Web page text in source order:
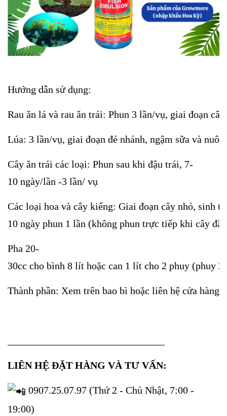
Hướng dẫn sử dụng:
Rau ăn lá và rau ăn trái: Phun 3 lần/vụ, giai đoạn
Lúa: 3 lần/vụ, giai đoạn đẻ nhánh, ngậm sữa và nuôi
Cây ăn trái các loại: Phun sau khi đậu trái, 7-
10 ngày/lần -3 lần/ vụ
Các loại hoa và cây kiểng: Giai đoạn cây nhỏ, sinh
10 ngày phun 1 lần (không phun trực tiếp khi cây đã
Pha 20-
30cc cho bình 8 lít hoặc can 1 lít cho 2 phuy (phuy
Thành phần: Xem trên bao bì hoặc liên hệ cửa hàng
LIÊN HỆ ĐẶT HÀNG VÀ TƯ VẤN:
0907.25.07.97 (Thứ 2 - Chủ Nhật, 7:00 -
19:00)